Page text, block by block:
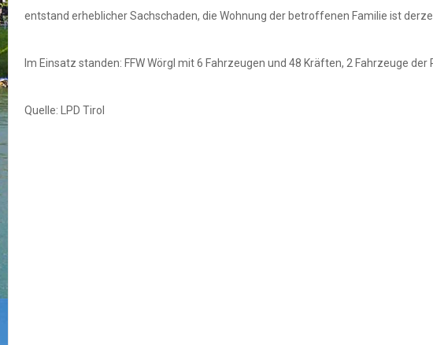
entstand erheblicher Sachschaden, die Wohnung der betroffenen Familie ist
Im Einsatz standen: FFW Wörgl mit 6 Fahrzeugen und 48 Kräften, 2 Fahrzeuge
Quelle: LPD Tirol